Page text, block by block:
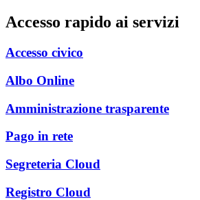
Accesso rapido ai servizi
Accesso civico
Albo Online
Amministrazione trasparente
Pago in rete
Segreteria Cloud
Registro Cloud